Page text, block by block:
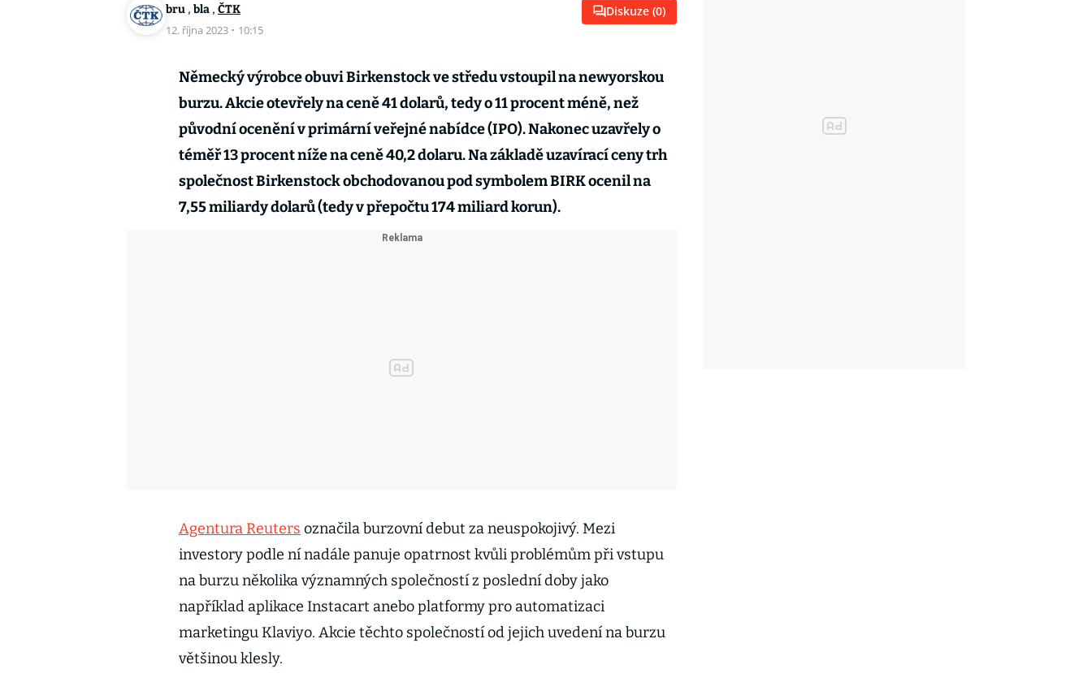
bru , bla , ČTK
12. října 2023 · 10:15
Diskuze (0)
Německý výrobce obuvi Birkenstock ve středu vstoupil na newyorskou
burzu. Akcie otevřely na ceně 41 dolarů, tedy o 11 procent méně, než
původní ocenění v primární veřejné nabídce (IPO). Nakonec uzavřely o
téměř 13 procent níže na ceně 40,2 dolaru. Na základě uzavírací ceny trh
společnost Birkenstock obchodovanou pod symbolem BIRK ocenil na
7,55 miliardy dolarů (tedy v přepočtu 174 miliard korun).
Agentura Reuters označila burzovní debut za neuspokojivý. Mezi
investory podle ní nadále panuje opatrnost kvůli problémům při vstupu
na burzu několika významných společností z poslední doby jako
například aplikace Instacart anebo platformy pro automatizaci
marketingu Klaviyo. Akcie těchto společností od jejich uvedení na burzu
většinou klesly.